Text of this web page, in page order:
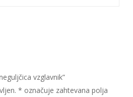
vzglavnik”
* označuje zahtevana polja